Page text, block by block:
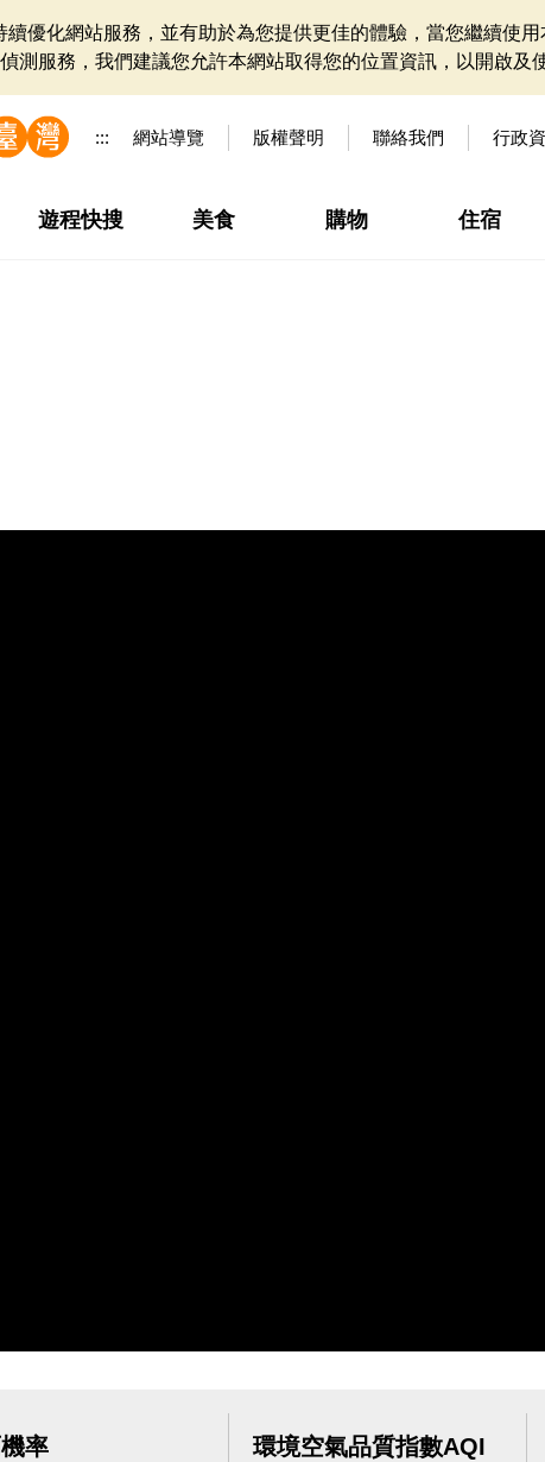
優化網站服務，並有助於為您提供更佳的體驗，當您繼續使
測服務，我們建議您允許本網站取得您的位置資訊，以開啟及
::: 網站導覽 版權聲明 聯絡我們 行政
遊程快搜 美食 購物 住宿
率 環境空氣品質指數AQI